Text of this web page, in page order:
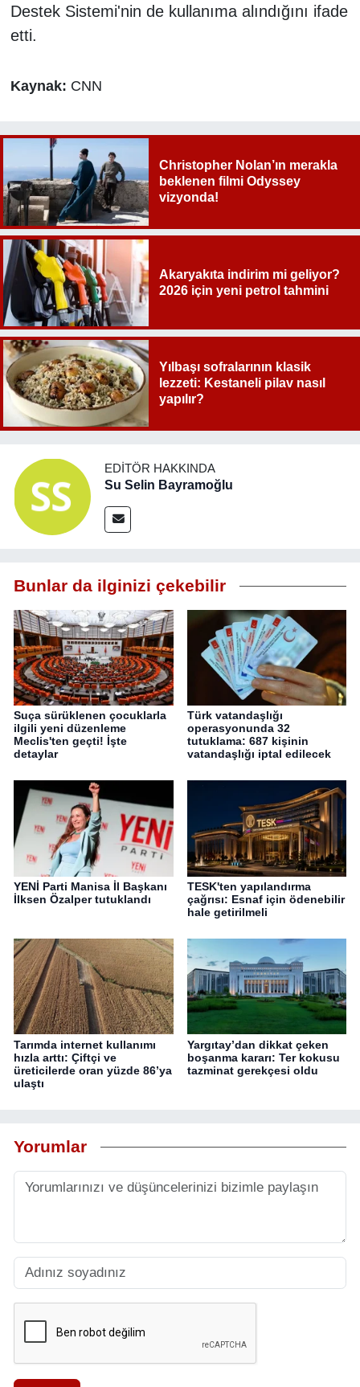
Destek Sistemi'nin de kullanıma alındığını ifade
etti.
Kaynak: CNN
Christopher Nolan’ın merakla
beklenen filmi Odyssey
vizyonda!
Akaryakıta indirim mi geliyor?
2026 için yeni petrol tahmini
Yılbaşı sofralarının klasik
lezzeti: Kestaneli pilav nasıl
yapılır?
EDITÖR HAKKINDA
Su Selin Bayramoğlu
Bunlar da ilginizi çekebilir
Suça sürüklenen çocuklarla
ilgili yeni düzenleme
Meclis'ten geçti! İşte
detaylar
Türk vatandaşlığı
operasyonunda 32
tutuklama: 687 kişinin
vatandaşlığı iptal edilecek
YENİ Parti Manisa İl Başkanı
İlksen Özalper tutuklandı
TESK'ten yapılandırma
çağrısı: Esnaf için ödenebilir
hale getirilmeli
Tarımda internet kullanımı
hızla arttı: Çiftçi ve
üreticilerde oran yüzde 86’ya
ulaştı
Yargıtay’dan dikkat çeken
boşanma kararı: Ter kokusu
tazminat gerekçesi oldu
Yorumlar